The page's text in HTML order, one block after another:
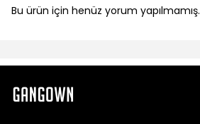
Bu ürün için henüz yorum yapılmamış.